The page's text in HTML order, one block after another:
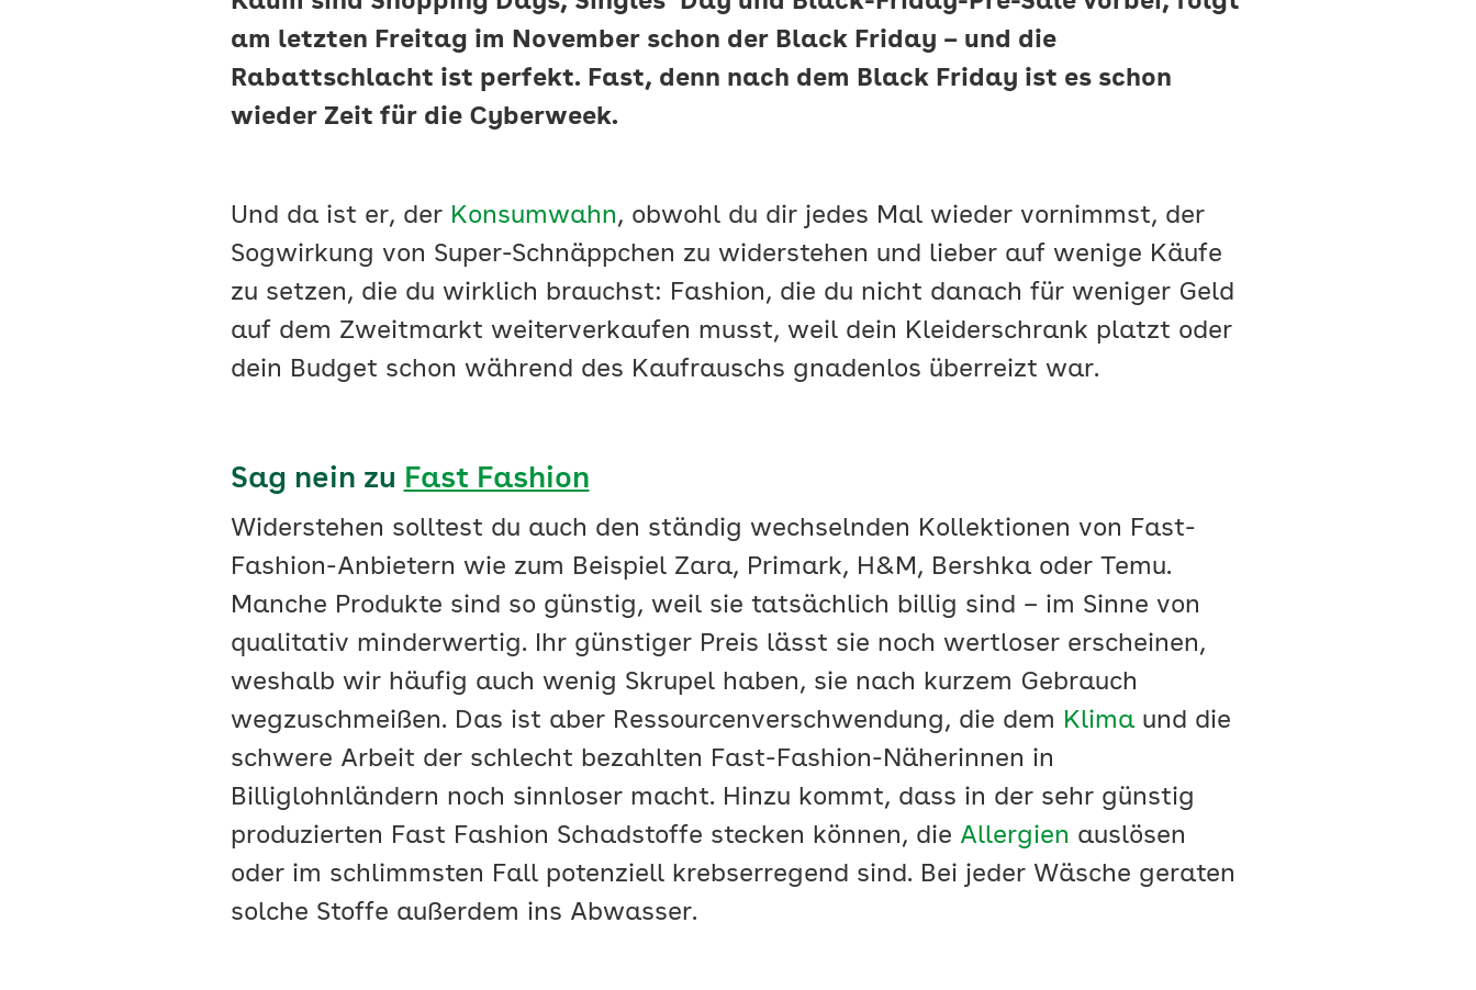
am letzten Freitag im November schon der Black Friday – und die
Rabattschlacht ist perfekt. Fast, denn nach dem Black Friday ist es schon
wieder Zeit für die Cyberweek.
Und da ist er, der Konsumwahn, obwohl du dir jedes Mal wieder vornimmst, der
Sogwirkung von Super-Schnäppchen zu widerstehen und lieber auf wenige Käufe
zu setzen, die du wirklich brauchst: Fashion, die du nicht danach für weniger Geld
auf dem Zweitmarkt weiterverkaufen musst, weil dein Kleiderschrank platzt oder
dein Budget schon während des Kaufrauschs gnadenlos überreizt war.
Sag nein zu Fast Fashion
Widerstehen solltest du auch den ständig wechselnden Kollektionen von Fast-
Fashion-Anbietern wie zum Beispiel Zara, Primark, H&M, Bershka oder Temu.
Manche Produkte sind so günstig, weil sie tatsächlich billig sind – im Sinne von
qualitativ minderwertig. Ihr günstiger Preis lässt sie noch wertloser erscheinen,
weshalb wir häufig auch wenig Skrupel haben, sie nach kurzem Gebrauch
wegzuschmeißen. Das ist aber Ressourcenverschwendung, die dem Klimaund die
schwere Arbeit der schlecht bezahlten Fast-Fashion-Näherinnen in
Billiglohnländern noch sinnloser macht. Hinzu kommt, dass in der sehr günstig
produzierten Fast Fashion Schadstoffe stecken können, die Allergien auslösen
oder im schlimmsten Fall potenziell krebserregend sind. Bei jeder Wäsche geraten
solche Stoffe außerdem ins Abwasser.